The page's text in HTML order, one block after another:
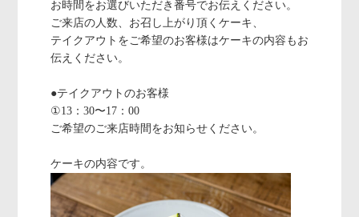
お時間をお選びいただき番号でお伝えください。
ご来店の人数、お召し上がり頂くケーキ、
テイクアウトをご希望のお客様はケーキの内容もお
伝えください。
●テイクアウトのお客様
①13：30〜17：00
ご希望のご来店時間をお知らせください。
ケーキの内容です。